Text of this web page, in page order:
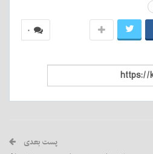
۰
پست بعدی